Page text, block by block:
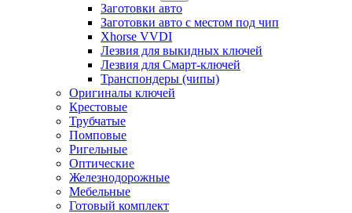
Заготовки авто
Заготовки авто с местом под чип
Xhorse VVDI
Лезвия для выкидных ключей
Лезвия для Смарт-ключей
Транспондеры (чипы)
Оригиналы ключей
Крестовые
Трубчатые
Помповые
Ригельные
Оптические
Железнодорожные
Мебельные
Готовый комплект